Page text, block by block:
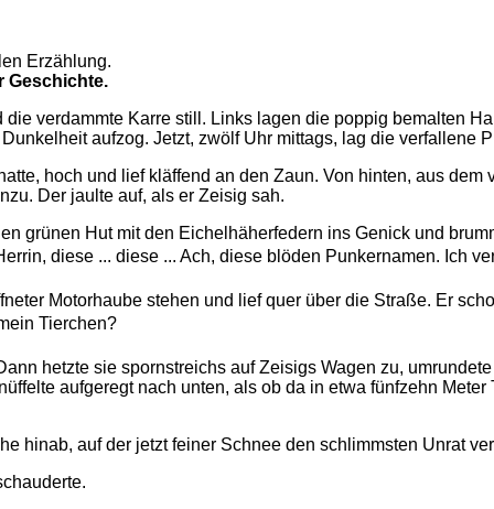
Erzählung.
Geschichte.
verdammte Karre still. Links lagen die poppig bemalten
aufzog. Jetzt, zwölf Uhr mittags, lag die verfallene
hoch und lief kläffend an den Zaun. Von hinten, aus dem
Der jaulte auf, als er Zeisig sah.
grünen Hut mit den Eichelhäherfedern ins Genick und
diese ... diese ... Ach, diese blöden Punkernamen. Ich
Motorhaube stehen und lief quer über die Straße. Er
Tierchen?
hetzte sie spornstreichs auf Zeisigs Wagen zu,
aufgeregt nach unten, als ob da in etwa fünfzehn Meter
hinab, auf der jetzt feiner Schnee den schlimmsten Unrat